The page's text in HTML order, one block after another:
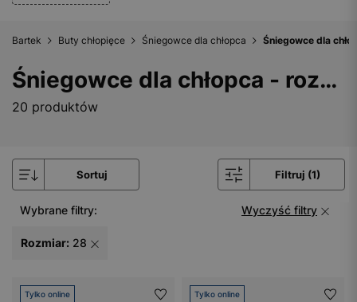
Bartek Buty chłopięce Śniegowce dla chłopca Śniegowce dla
Śniegowce dla chłopca - rozmiar 28
20 produktów
Sortuj Filtruj (1)
Wybrane filtry: Wyczyść filtry
Rozmiar: 28
Tylko online Tylko online